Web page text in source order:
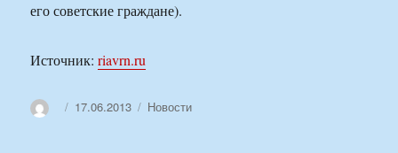
его советские граждане).
Источник:riavrn.ru
АвторОпубликовано
17.06.2013 Рубрики
Новости